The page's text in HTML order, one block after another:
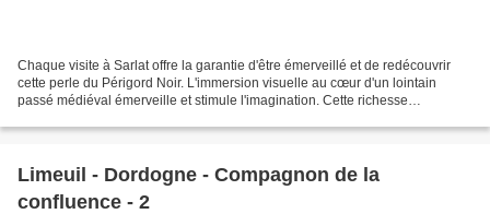
Chaque visite à Sarlat offre la garantie d'être émerveillé et de redécouvrir
cette perle du Périgord Noir. L'immersion visuelle au cœur d'un lointain
passé médiéval émerveille et stimule l'imagination. Cette richesse
Limeuil - Dordogne - Compagnon de la
confluence - 2